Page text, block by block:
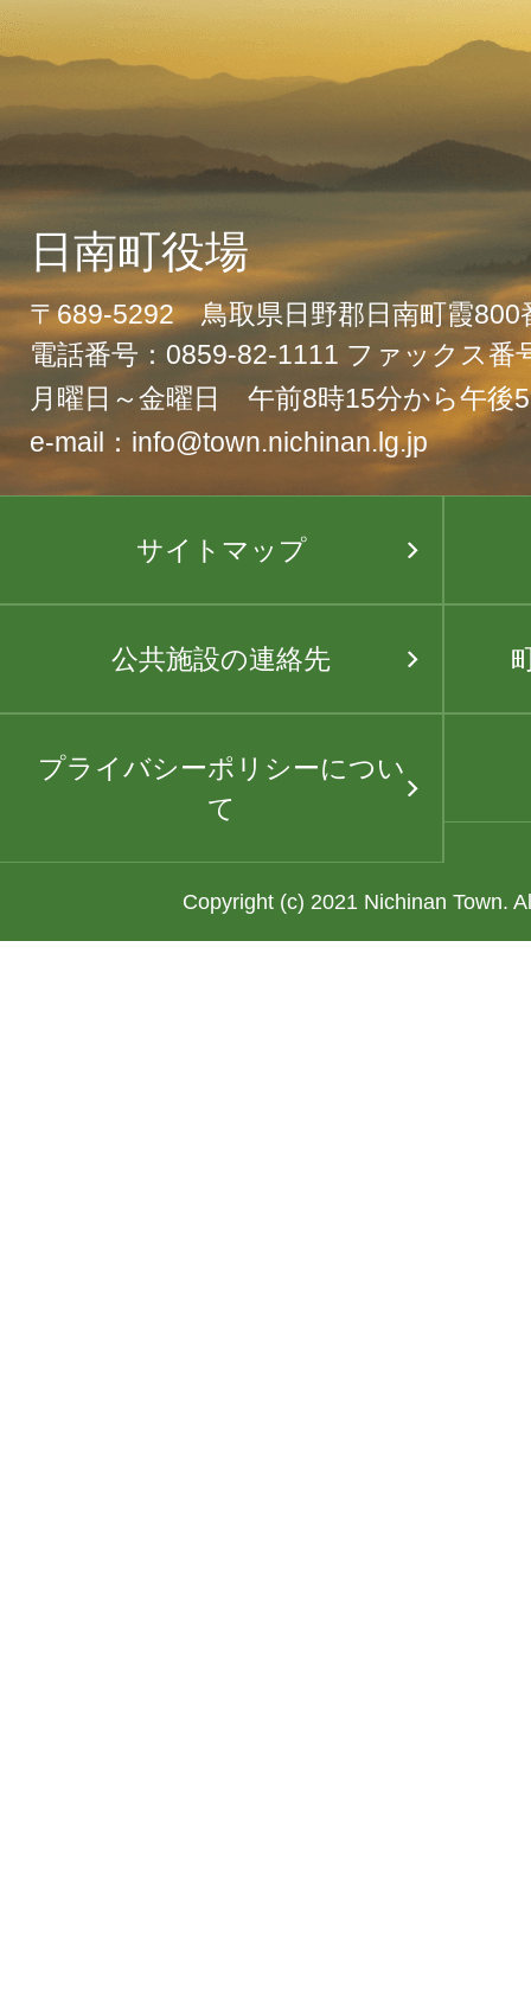
日南町役場
〒689-5292 鳥取県日野郡日南町霞800
電話番号：0859-82-1111 ファックス番
月曜日～金曜日 午前8時15分から午後
e-mail：info@town.nichinan.lg.jp
サイトマップ
公共施設の連絡先
プライバシーポリシーについ
て
Copyright (c) 2021 Nichinan Town.